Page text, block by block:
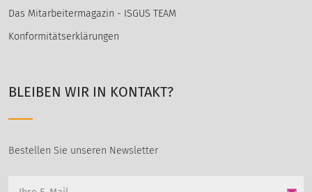
Das Mitarbeitermagazin - ISGUS TEAM
Konformitätserklärungen
BLEIBEN WIR IN KONTAKT?
Bestellen Sie unseren Newsletter